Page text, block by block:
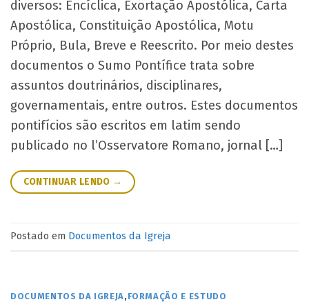
diversos: Encíclica, Exortação Apostólica, Carta
Apostólica, Constituição Apostólica, Motu
Próprio, Bula, Breve e Reescrito. Por meio destes
documentos o Sumo Pontífice trata sobre
assuntos doutrinários, disciplinares,
governamentais, entre outros. Estes documentos
pontifícios são escritos em latim sendo
publicado no l’Osservatore Romano, jornal […]
CONTINUAR LENDO →
Postado em Documentos da Igreja
DOCUMENTOS DA IGREJA, FORMAÇÃO E ESTUDO